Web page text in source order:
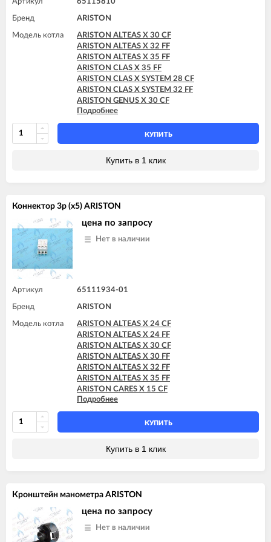
Бренд ARISTON
Модель котла
ARISTON ALTEAS X 30 CF
ARISTON ALTEAS X 32 FF
ARISTON ALTEAS X 35 FF
ARISTON CLAS X 35 FF
ARISTON CLAS X SYSTEM 28 CF
ARISTON CLAS X SYSTEM 32 FF
ARISTON GENUS X 30 CF
ARISTON GENUS X 32 FF
ARISTON GENUS X 35 FF
Подробнее
КУПИТЬ
Купить в 1 клик
Коннектор 3p (x5) ARISTON
цена по запросу
Нет в наличии
Артикул 65111934-01
Бренд ARISTON
Модель котла
ARISTON ALTEAS X 24 CF
ARISTON ALTEAS X 24 FF
ARISTON ALTEAS X 30 CF
ARISTON ALTEAS X 30 FF
ARISTON ALTEAS X 32 FF
ARISTON ALTEAS X 35 FF
ARISTON CARES X 15 CF
ARISTON CARES X 15 FF
ARISTON CARES X 18 FF
ARISTON CARES X 24 CF
ARISTON CARES X 24 FF
ARISTON CARES X SYSTEM 24 FF
ARISTON CLAS B X 24 FF
ARISTON CLAS B X 28 FF
ARISTON CLAS EVO 24 CF-EU
Подробнее
КУПИТЬ
Купить в 1 клик
Кронштейн манометра ARISTON
цена по запросу
Нет в наличии